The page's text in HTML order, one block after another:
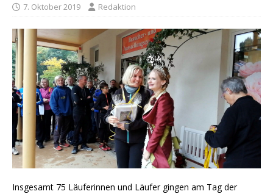
7. Oktober 2019 Redaktion
Insgesamt 75 Läuferinnen und Läufer gingen am Tag der